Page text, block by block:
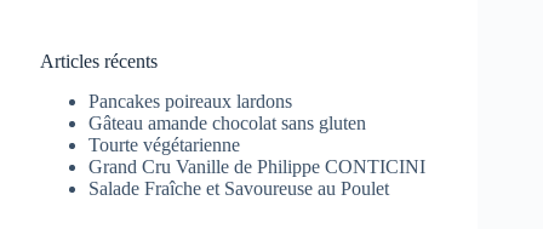
Articles récents
Pancakes poireaux lardons
Gâteau amande chocolat sans gluten
Tourte végétarienne
Grand Cru Vanille de Philippe CONTICINI
Salade Fraîche et Savoureuse au Poulet